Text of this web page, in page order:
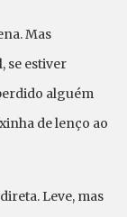
Mas
se estiver
alguém
de lenço ao
Leve, mas